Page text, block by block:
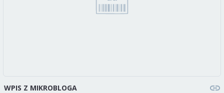
WPIS Z MIKROBLOGA